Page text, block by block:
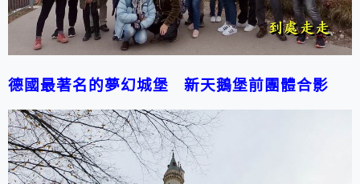
德國最著名的夢幻城堡 新天鵝堡前團體合影